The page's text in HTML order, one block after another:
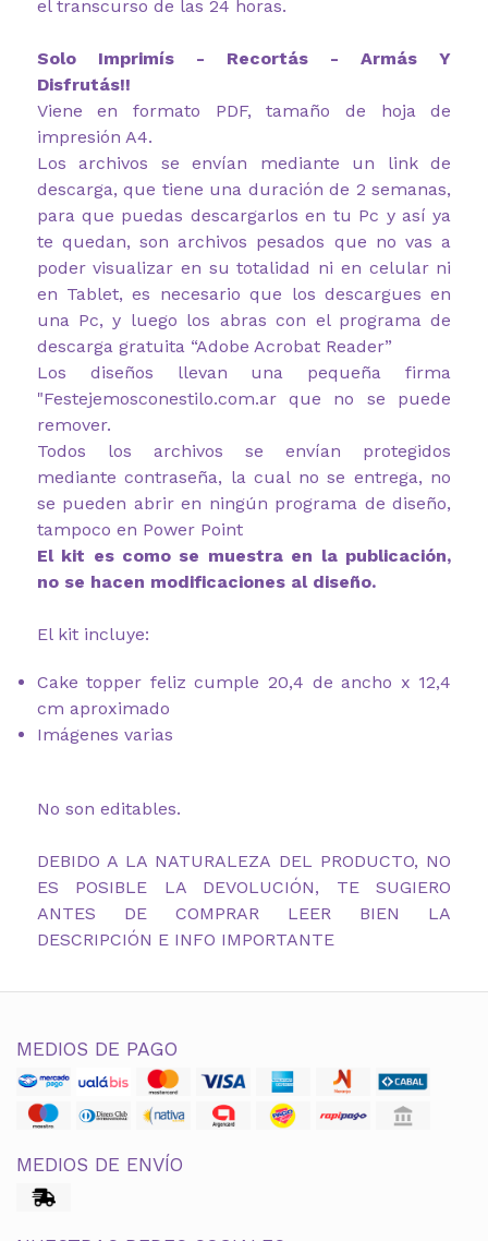
el transcurso de las 24 horas.
Solo Imprimís - Recortás - Armás Y
Disfrutás!!
Viene en formato PDF, tamaño de hoja de
impresión A4.
Los archivos se envían mediante un link de
descarga, que tiene una duración de 2 semanas,
para que puedas descargarlos en tu Pc y así ya
te quedan, son archivos pesados que no vas a
poder visualizar en su totalidad ni en celular ni
en Tablet, es necesario que los descargues en
una Pc, y luego los abras con el programa de
descarga gratuita “Adobe Acrobat Reader”
Los diseños llevan una pequeña firma
"Festejemosconestilo.com.ar que no se puede
remover.
Todos los archivos se envían protegidos
mediante contraseña, la cual no se entrega, no
se pueden abrir en ningún programa de diseño,
tampoco en Power Point
El kit es como se muestra en la publicación,
no se hacen modificaciones al diseño.
El kit incluye:
Cake topper feliz cumple 20,4 de ancho x 12,4
cm aproximado
Imágenes varias
No son editables.
DEBIDO A LA NATURALEZA DEL PRODUCTO, NO
ES POSIBLE LA DEVOLUCIÓN, TE SUGIERO
ANTES DE COMPRAR LEER BIEN LA
DESCRIPCIÓN E INFO IMPORTANTE
MEDIOS DE PAGO
MEDIOS DE ENVÍO